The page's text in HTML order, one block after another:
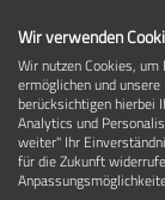
Wir verwenden
Wir nutzen Cookies,
ermöglichen und
berücksichtigen hierbei
Analytics und
weiter" Ihr
für die Zukunft